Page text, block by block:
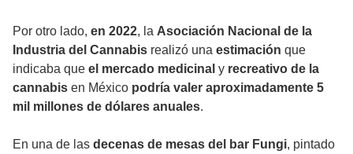
Por otro lado, en 2022, la Asociación Nacional de la
Industria del Cannabis realizó una estimación que
indicaba que el mercado medicinal y recreativo de la
cannabis en México podría valer aproximadamente 5
mil millones de dólares anuales.
En una de las decenas de mesas del bar Fungi, pintado